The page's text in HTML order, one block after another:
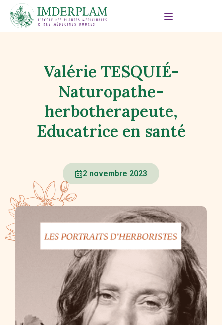
Valérie TESQUIÉ-
Naturopathe-
herbotherapeute,
Educatrice en santé
2 novembre 2023